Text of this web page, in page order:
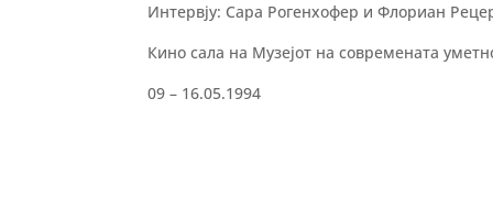
Интервју: Сара Рогенхофер и Флориан
Кино сала на Музејот на современата
09 – 16.05.1994